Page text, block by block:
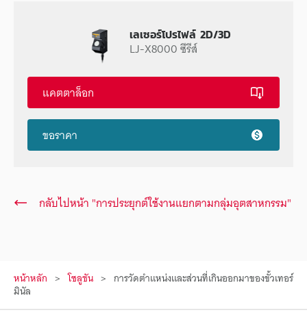
เลเซอร์โปรไฟล์ 2D/3D
LJ-X8000 ซีรีส์
แคตตาล็อก
ขอราคา
กลับไปหน้า "การประยุกต์ใช้งานแยกตามกลุ่มอุตสาหกรรม"
หน้าหลัก โซลูชัน การวัดตำแหน่งและส่วนที่เกินออกมาของขั้วเทอร์
มินัล